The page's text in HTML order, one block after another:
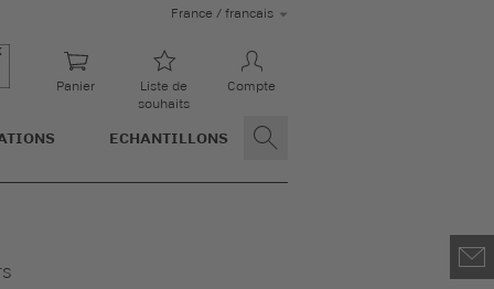
France / francais
Panier
Liste de
souhaits
Compte
ECHANTILLONS